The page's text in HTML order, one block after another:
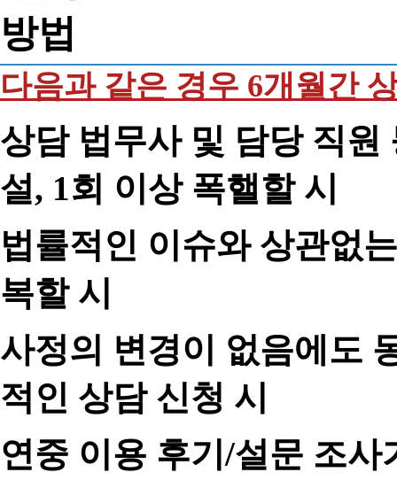
다음과 같은 경우 6개월간
상담 법무사 및 담당 직원
설, 1회 이상 폭핼할 시
법률적인 이슈와 상관없
복할 시
사정의 변경이 없음에도
적인 상담 신청 시
연중 이용 후기/설문 조